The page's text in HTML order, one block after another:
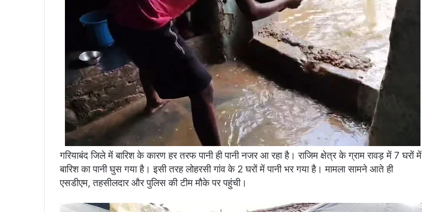
गरियाबंद जिले में बारिश के कारण हर तरफ पानी ही पानी नजर आ रहा है। राजिम क्षेत्र के ग्राम रावड़ में 7 घरों में
बारिश का पानी घुस गया है। इसी तरह लोहरसी गांव के 2 घरों में पानी भर गया है। मामला सामने आते ही
एसडीएम, तहसीलदार और पुलिस की टीम मौके पर पहुंची।